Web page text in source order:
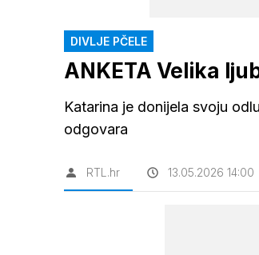
DIVLJE PČELE
ANKETA Velika
Katarina je donijela svoju
odgovara
RTL.hr 13.05.2026 14:00